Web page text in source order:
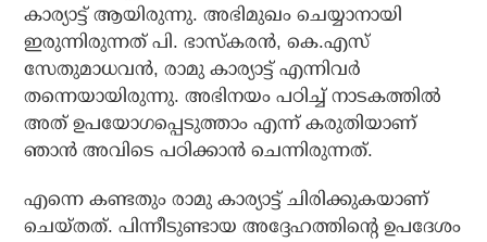
കാര്യാട്ട് ആയിരുന്നു. അഭിമുഖം ചെയ്യാനായി
ഇരുന്നിരുന്നത് പി. ഭാസ്‌കരന്‍, കെ.എസ്
സേതുമാധവന്‍, രാമു കാര്യാട്ട് എന്നിവര്‍
തന്നെയായിരുന്നു. അഭിനയം പഠിച്ച് നാടകത്തില്‍
അത് ഉപയോഗപ്പെടുത്താം എന്ന് കരുതിയാണ്
ഞാന്‍ അവിടെ പഠിക്കാന്‍ ചെന്നിരുന്നത്.
എന്നെ കണ്ടതും രാമു കാര്യാട്ട് ചിരിക്കുകയാണ്
ചെയ്തത്. പിന്നീടുണ്ടായ അദ്ദേഹത്തിന്റെ ഉപദേശം